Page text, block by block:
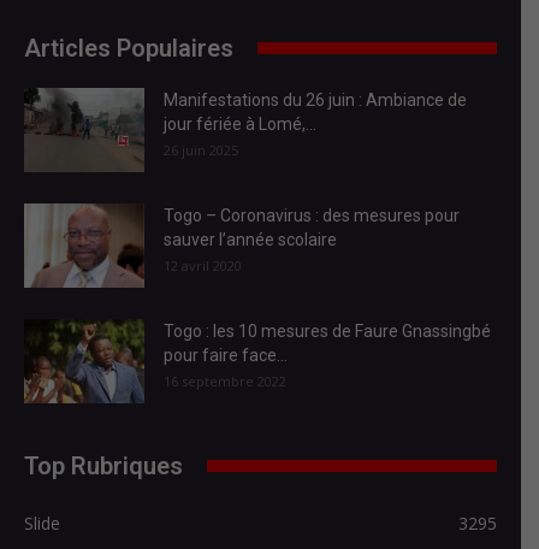
Articles Populaires
Manifestations du 26 juin : Ambiance de
jour fériée à Lomé,...
26 juin 2025
Togo – Coronavirus : des mesures pour
sauver l’année scolaire
12 avril 2020
Togo : les 10 mesures de Faure Gnassingbé
pour faire face...
16 septembre 2022
Top Rubriques
Slide
3295